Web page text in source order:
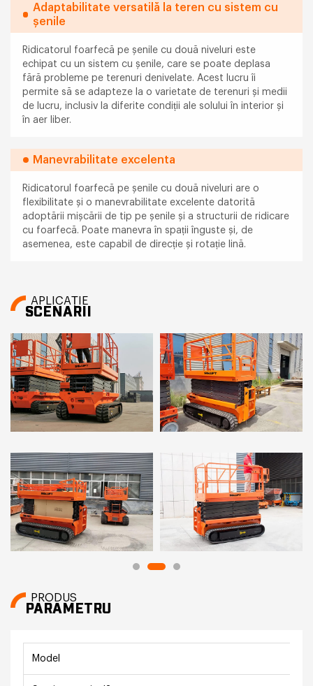
Adaptabilitate versatilă la teren cu sistem cu
șenile
Ridicatorul foarfecă pe șenile cu două niveluri este
echipat cu un sistem cu șenile, care se poate deplasa
fără probleme pe terenuri denivelate. Acest lucru îi
permite să se adapteze la o varietate de terenuri și medii
de lucru, inclusiv la diferite condiții ale solului în interior și
în aer liber.
Manevrabilitate excelenta
Ridicatorul foarfecă pe șenile cu două niveluri are o
flexibilitate și o manevrabilitate excelente datorită
adoptării mișcării de tip pe șenile și a structurii de ridicare
cu foarfecă. Poate manevra în spații înguste și, de
asemenea, este capabil de direcție și rotație lină.
APLICAȚIE
SCENARII
PRODUS
PARAMETRU
Model